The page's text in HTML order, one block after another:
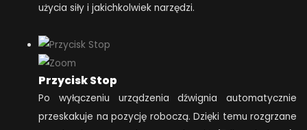
użycia siły i jakichkolwiek narzędzi.
Przycisk Stop
Po wyłączeniu urządzenia dźwignia automatycznie
przeskakuje na pozycję roboczą. Dzięki temu rozgrzane